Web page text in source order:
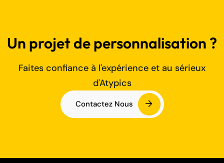
Un projet de personnalisation ?
Faites confiance à l'expérience et au sérieux
d'Atypics
Contactez Nous